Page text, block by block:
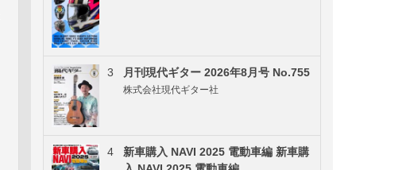
3 月刊現代ギター 2026年8月号 No.755
株式会社現代ギター社
4
新車購入 NAVI 2025 電動車編 新車購